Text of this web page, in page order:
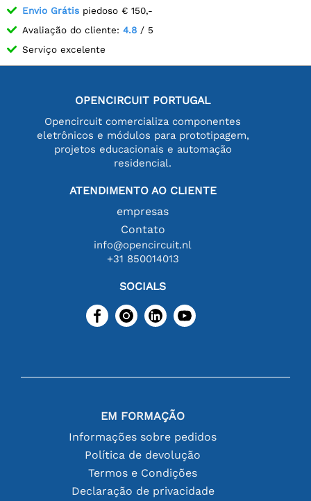
Envio Grátis piedoso € 150,-
Avaliação do cliente: 4.8 / 5
Serviço excelente
OPENCIRCUIT PORTUGAL
Opencircuit comercializa componentes
eletrônicos e módulos para prototipagem,
projetos educacionais e automação
residencial.
ATENDIMENTO AO CLIENTE
empresas
Contato
info@opencircuit.nl
+31 850014013
SOCIALS
EM FORMAÇÃO
Informações sobre pedidos
Política de devolução
Termos e Condições
Declaração de privacidade